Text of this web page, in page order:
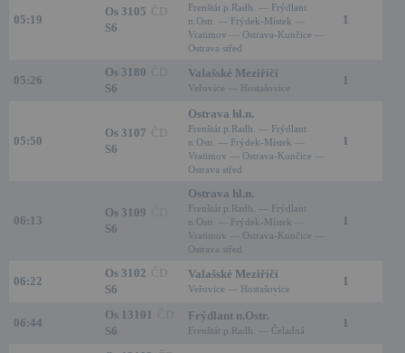
05:19
Os 3105 ČD
S6
Frenštát p.Radh. — Frýdlant
n.Ostr. — Frýdek-Místek —
Vratimov — Ostrava-Kunčice —
Ostrava střed
1
05:26
Os 3180
S6
Valašské Meziříčí
Veřovice — Hostašovice
1
05:50
Os 3107 ČD
S6
Ostrava hl.n.
Frenštát p.Radh. — Frýdlant
n.Ostr. — Frýdek-Místek —
Vratimov — Ostrava-Kunčice —
Ostrava střed
1
06:13
Os 3109
S6
Ostrava hl.n.
Frenštát p.Radh. — Frýdlant
n.Ostr. — Frýdek-Místek —
Vratimov — Ostrava-Kunčice —
Ostrava střed
1
06:22
Os 3102 ČD
S6
Valašské Meziříčí
Veřovice — Hostašovice
1
06:44
Os 13101
S6
Frýdlant n.Ostr.
Frenštát p.Radh. — Čeladná
1